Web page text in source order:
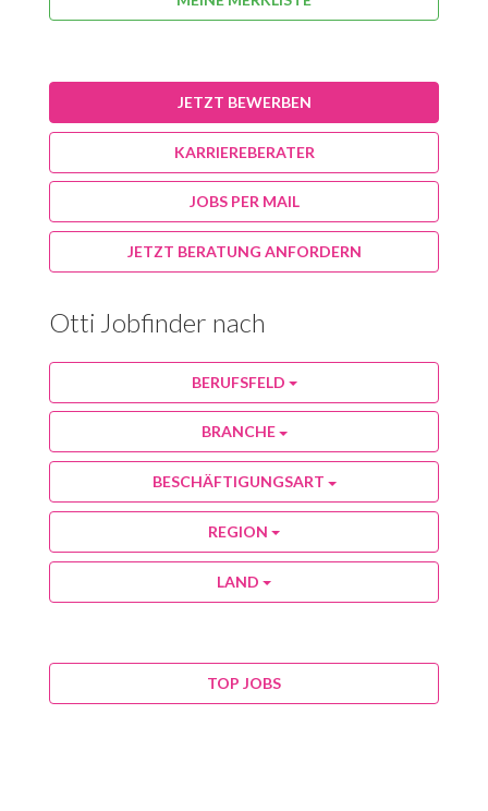
JETZT BEWERBEN
KARRIEREBERATER
JOBS PER MAIL
JETZT BERATUNG ANFORDERN
Otti Jobfinder nach
BERUFSFELD
BRANCHE
BESCHÄFTIGUNGSART
REGION
LAND
TOP JOBS